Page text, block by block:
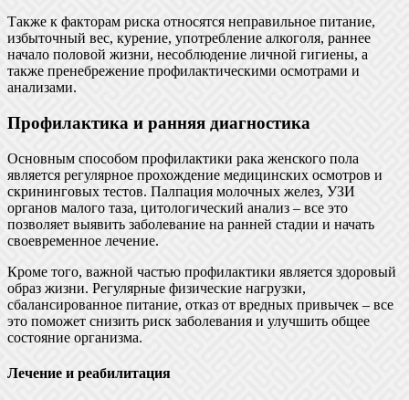
Также к факторам риска относятся неправильное питание,
избыточный вес, курение, употребление алкоголя, раннее
начало половой жизни, несоблюдение личной гигиены, а
также пренебрежение профилактическими осмотрами и
анализами.
Профилактика и ранняя диагностика
Основным способом профилактики рака женского пола
является регулярное прохождение медицинских осмотров и
скрининговых тестов. Палпация молочных желез, УЗИ
органов малого таза, цитологический анализ – все это
позволяет выявить заболевание на ранней стадии и начать
своевременное лечение.
Кроме того, важной частью профилактики является здоровый
образ жизни. Регулярные физические нагрузки,
сбалансированное питание, отказ от вредных привычек – все
это поможет снизить риск заболевания и улучшить общее
состояние организма.
Лечение и реабилитация